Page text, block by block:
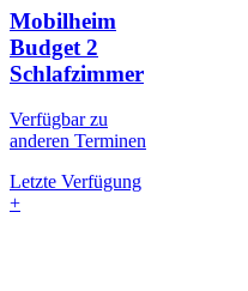
Mobilheim
Budget 2
Schlafzimmer
Verfügbar zu
anderen Terminen
Letzte Verfügung
+